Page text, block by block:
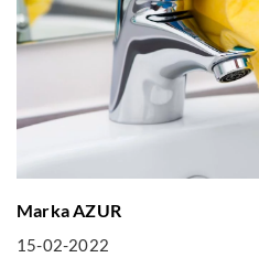
Marka AZUR
15-02-2022